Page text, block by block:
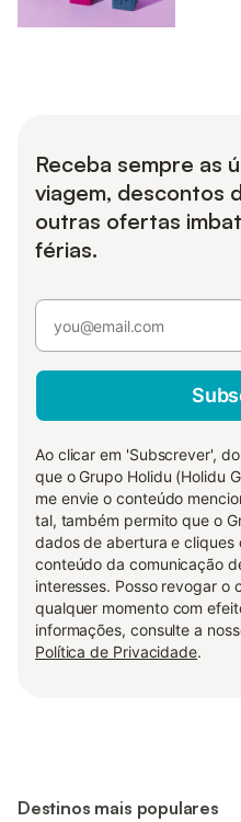
Receba sempre as
viagem, descontos
outras ofertas
férias.
Ao clicar em 'Subscrever',
que o Grupo Holidu (Holidu
me envie o conteúdo
tal, também permito que o
dados de abertura e cliques
conteúdo da comunicação
interesses. Posso revogar o
qualquer momento com
informações, consulte a
Política de Privacidade.
Destinos mais populares